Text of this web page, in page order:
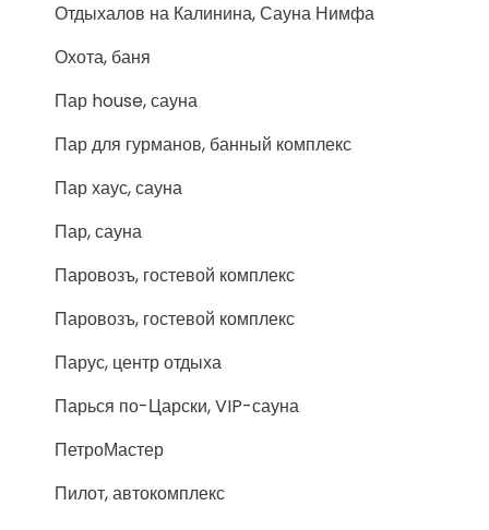
Отдыхалов на Калинина, Сауна Нимфа
Охота, баня
Пар house, сауна
Пар для гурманов, банный комплекс
Пар хаус, сауна
Пар, сауна
Паровозъ, гостевой комплекс
Паровозъ, гостевой комплекс
Парус, центр отдыха
Парься по-Царски, VIP-сауна
ПетроМастер
Пилот, автокомплекс